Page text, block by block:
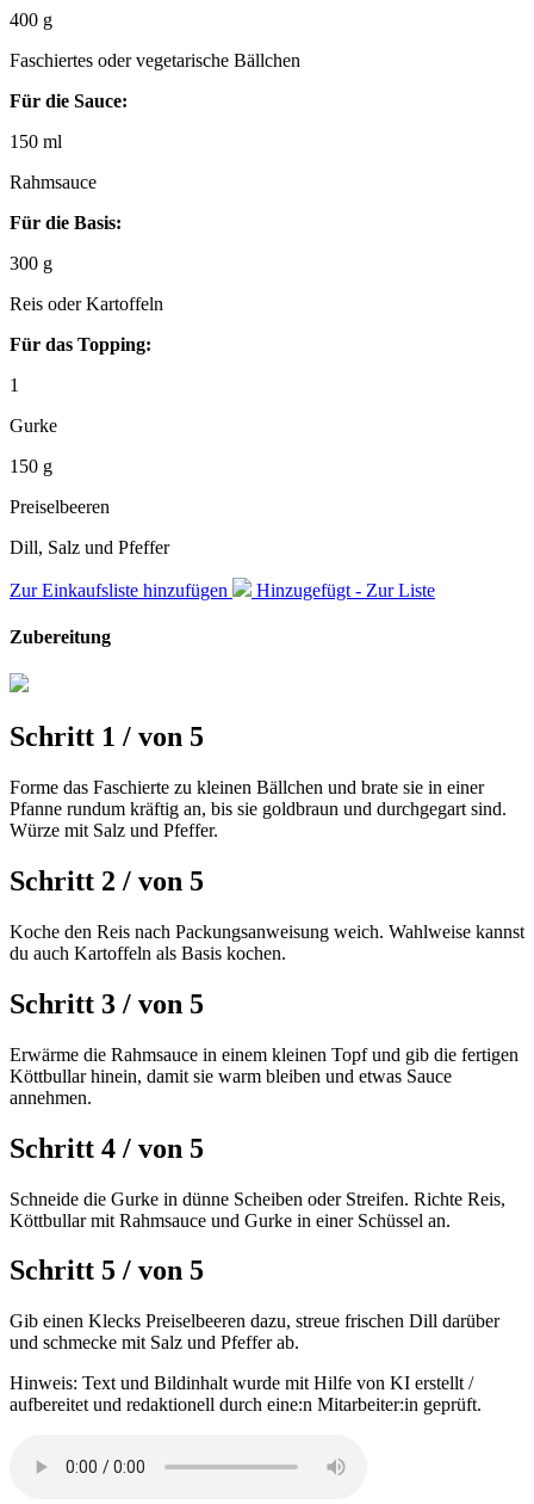
400 g
Faschiertes oder vegetarische Bällchen
Für die Sauce:
150 ml
Rahmsauce
Für die Basis:
300 g
Reis oder Kartoffeln
Für das Topping:
1
Gurke
150 g
Preiselbeeren
Dill, Salz und Pfeffer
Zur Einkaufsliste hinzufügen Hinzugefügt - Zur Liste
Zubereitung
Schritt 1 / von 5
Forme das Faschierte zu kleinen Bällchen und brate sie in einer
Pfanne rundum kräftig an, bis sie goldbraun und durchgegart sind.
Würze mit Salz und Pfeffer.
Schritt 2 / von 5
Koche den Reis nach Packungsanweisung weich. Wahlweise kannst
du auch Kartoffeln als Basis kochen.
Schritt 3 / von 5
Erwärme die Rahmsauce in einem kleinen Topf und gib die fertigen
Köttbullar hinein, damit sie warm bleiben und etwas Sauce
annehmen.
Schritt 4 / von 5
Schneide die Gurke in dünne Scheiben oder Streifen. Richte Reis,
Köttbullar mit Rahmsauce und Gurke in einer Schüssel an.
Schritt 5 / von 5
Gib einen Klecks Preiselbeeren dazu, streue frischen Dill darüber
und schmecke mit Salz und Pfeffer ab.
Hinweis: Text und Bildinhalt wurde mit Hilfe von KI erstellt /
aufbereitet und redaktionell durch eine:n Mitarbeiter:in geprüft.